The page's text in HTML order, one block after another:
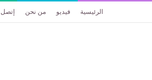
الرئيسية فيديو من نحن إتصل